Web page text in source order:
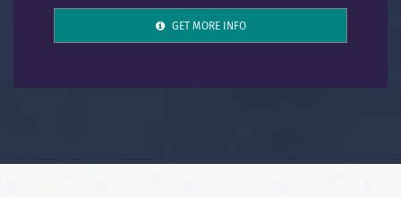
GET MORE INFO